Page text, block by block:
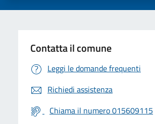
Contatta il comune
Leggi le domande frequenti
Richiedi assistenza
Chiama il numero 015609115